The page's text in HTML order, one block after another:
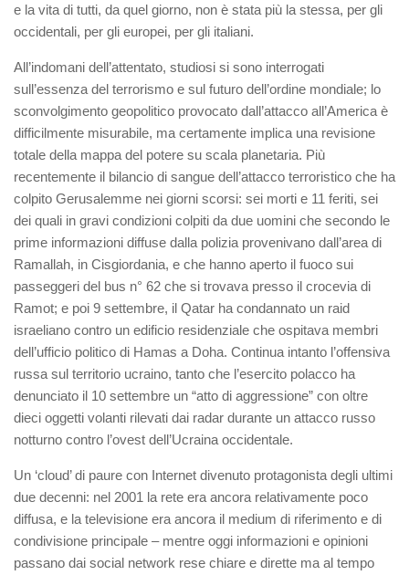
e la vita di tutti, da quel giorno, non è stata più la stessa, per gli
occidentali, per gli europei, per gli italiani.
All’indomani dell’attentato, studiosi si sono interrogati
sull’essenza del terrorismo e sul futuro dell’ordine mondiale; lo
sconvolgimento geopolitico provocato dall’attacco all’America è
difficilmente misurabile, ma certamente implica una revisione
totale della mappa del potere su scala planetaria. Più
recentemente il bilancio di sangue dell’attacco terroristico che ha
colpito Gerusalemme nei giorni scorsi: sei morti e 11 feriti, sei
dei quali in gravi condizioni colpiti da due uomini che secondo le
prime informazioni diffuse dalla polizia provenivano dall’area di
Ramallah, in Cisgiordania, e che hanno aperto il fuoco sui
passeggeri del bus n° 62 che si trovava presso il crocevia di
Ramot; e poi 9 settembre, il Qatar ha condannato un raid
israeliano contro un edificio residenziale che ospitava membri
dell’ufficio politico di Hamas a Doha. Continua intanto l’offensiva
russa sul territorio ucraino, tanto che l’esercito polacco ha
denunciato il 10 settembre un “atto di aggressione” con oltre
dieci oggetti volanti rilevati dai radar durante un attacco russo
notturno contro l’ovest dell’Ucraina occidentale.
Un ‘cloud’ di paure con Internet divenuto protagonista degli ultimi
due decenni: nel 2001 la rete era ancora relativamente poco
diffusa, e la televisione era ancora il medium di riferimento e di
condivisione principale – mentre oggi informazioni e opinioni
passano dai social network rese chiare e dirette ma al tempo